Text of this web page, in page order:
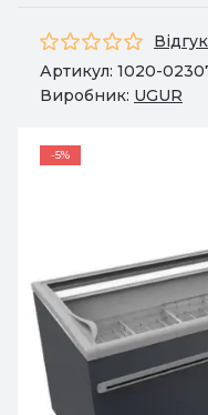
Артикул: 1020-
Виробник: UGUR
-5%